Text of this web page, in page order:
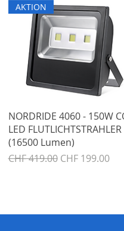
Schnellansicht
AKTION
NORDRIDE 4060 - 150W
LED FLUTLICHTSTRAHLER
(16500 Lumen)
Standardpreis
CHF 419.00 Sale-Preis
CHF 199.00